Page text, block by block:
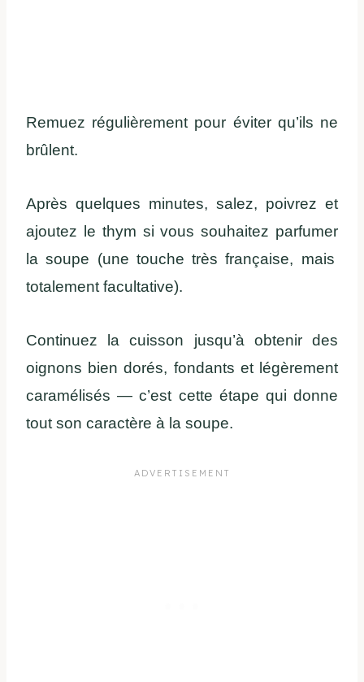
Remuez régulièrement pour éviter qu’ils ne
brûlent.
Après quelques minutes, salez, poivrez et
ajoutez le thym si vous souhaitez parfumer
lasoupe (une touche très française, mais
totalement facultative).
Continuez lacuisson jusqu’à obtenirdes
oignons biendorés, fondants et légèrement
caramélisés —c’est cette étape quidonne
tout son caractère à la soupe.